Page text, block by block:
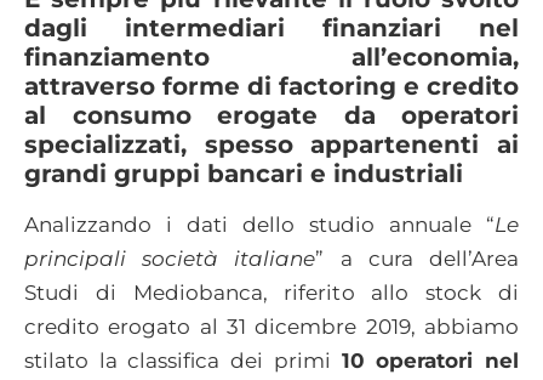
dagli intermediari finanziari nel
finanziamento all’economia,
attraverso forme di factoring e credito
al consumo erogate da operatori
specializzati, spesso appartenenti ai
grandi gruppi bancari e industriali
Analizzando i dati dello studio annuale “Le
principali società italiane” a cura dell’Area
Studi di Mediobanca, riferito allo stock di
credito erogato al 31 dicembre 2019, abbiamo
stilato la classifica dei primi 10 operatori nel